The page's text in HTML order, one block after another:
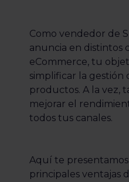
Como vendedor de
anuncia en distintos
eCommerce, tu
simplificar la gestión
productos. A la vez,
mejorar el
todos tus canales.
Aquí te
principales ventajas